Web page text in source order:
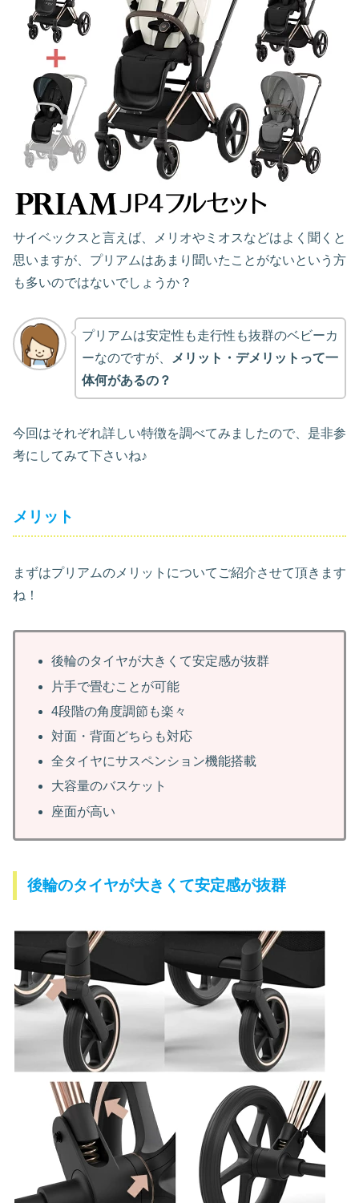
サイベックスと言えば、メリオやミオスなどはよく聞くと
思いますが、プリアムはあまり聞いたことがないという方
も多いのではないでしょうか？
プリアムは安定性も走行性も抜群のベビーカ
ーなのですが、
メリット・デメリットって一
体何があるの？
今回はそれぞれ詳しい特徴を調べてみましたので、是非参
考にしてみて下さいね♪
メリット
まずはプリアムのメリットについてご紹介させて頂きます
ね！
後輪のタイヤが大きくて安定感が抜群
片手で畳むことが可能
4段階の角度調節も楽々
対面・背面どちらも対応
全タイヤにサスペンション機能搭載
大容量のバスケット
座面が高い
後輪のタイヤが大きくて安定感が抜群